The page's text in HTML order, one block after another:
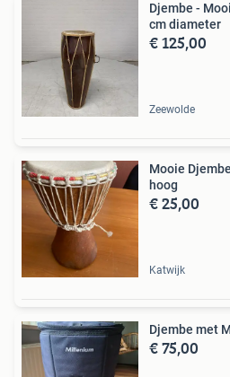
Djembe -
cm diameter
€ 125,00
Zeewolde
Mooie
hoog
€ 25,00
Katwijk
Djembe met
€ 75,00